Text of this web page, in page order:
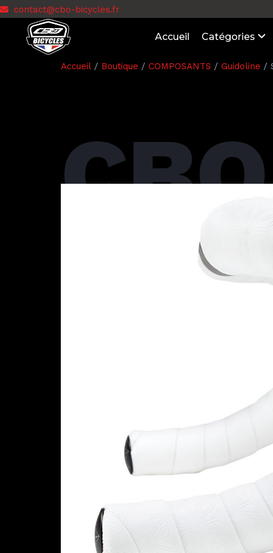
contact@cbo-bicycles.fr
Accueil Catégories
Accueil / Boutique / COMPOSANTS / Guidoline /